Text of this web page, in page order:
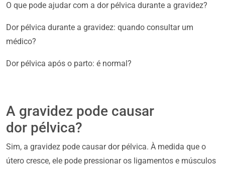
O que pode ajudar com a dor pélvica durante a gravidez?
Dor pélvica durante a gravidez: quando consultar um
médico?
Dor pélvica após o parto: é normal?
A gravidez pode causar
dor pélvica?
Sim, a gravidez pode causar dor pélvica. À medida que o
útero cresce, ele pode pressionar os ligamentos e músculos